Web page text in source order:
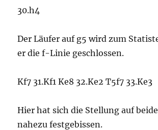
30.h4
Der Läufer auf g5 wird zum
er die f-Linie geschlossen.
Kf7 31.Kf1 Ke8 32.Ke2 T5f7 33.Ke3
Hier hat sich die Stellung auf
nahezu festgebissen.